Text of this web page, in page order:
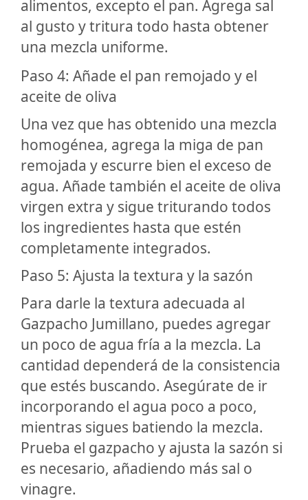
alimentos, excepto el pan. Agrega sal
al gusto y tritura todo hasta obtener
una mezcla uniforme.
Paso 4: Añade el pan remojado y el
aceite de oliva
Una vez que has obtenido una mezcla
homogénea, agrega la miga de pan
remojada y escurre bien el exceso de
agua. Añade también el aceite de oliva
virgen extra y sigue triturando todos
los ingredientes hasta que estén
completamente integrados.
Paso 5: Ajusta la textura y la sazón
Para darle la textura adecuada al
Gazpacho Jumillano, puedes agregar
un poco de agua fría a la mezcla. La
cantidad dependerá de la consistencia
que estés buscando. Asegúrate de ir
incorporando el agua poco a poco,
mientras sigues batiendo la mezcla.
Prueba el gazpacho y ajusta la sazón si
es necesario, añadiendo más sal o
vinagre.